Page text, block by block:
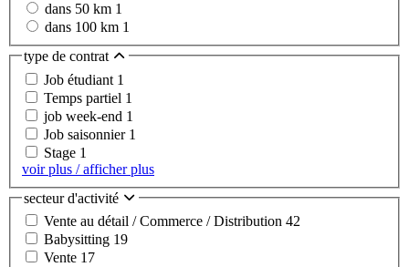
dans 50 km 1
dans 100 km 1
type de contrat
Job étudiant 1
Temps partiel 1
job week-end 1
Job saisonnier 1
Stage 1
voir plus / afficher plus
secteur d'activité
Vente au détail / Commerce / Distribution 42
Babysitting 19
Vente 17